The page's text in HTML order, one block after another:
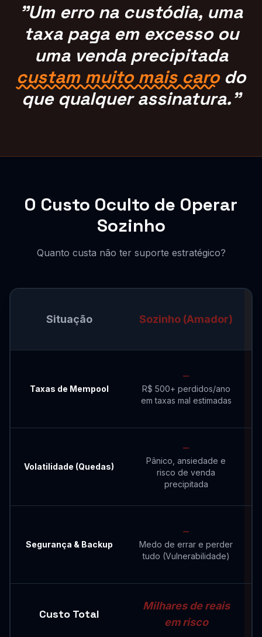
"Um erro na custódia, uma
taxa paga em excesso ou
uma venda precipitada
custam muito mais carodo
que qualquer assinatura."
O Custo Oculto de Operar
Sozinho
Quanto custa não ter suporte estratégico?
Situação Sozinho (Amador)
Taxas de Mempool
R$ 500+ perdidos/ano
em taxas mal estimadas
Volatilidade (Quedas)
Pânico, ansiedade e
risco de venda
precipitada
Segurança & Backup
Medo de errar e perder
tudo (Vulnerabilidade)
Custo Total
Milhares de reais
em risco